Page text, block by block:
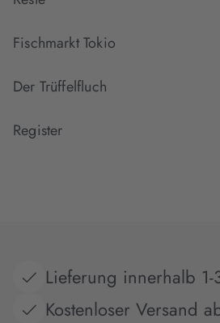
Fischmarkt Tokio
Der Trüffelfluch
Register
Lieferung innerhalb 1-
Kostenloser Versand